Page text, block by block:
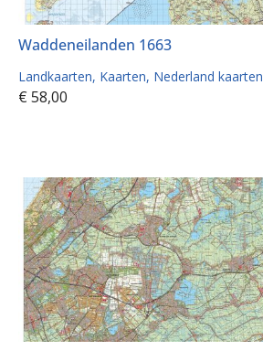
Waddeneilanden 1663
Landkaarten Kaarten Nederland kaarten
€ 58,00